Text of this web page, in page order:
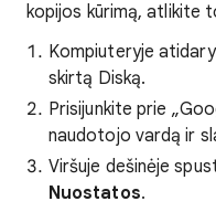
kopijos kūrimą, atlikite
Kompiuteryje
skirtą Diską.
Prisijunkite prie
naudotojo vardą ir
Viršuje dešinėje
Nuostatos.